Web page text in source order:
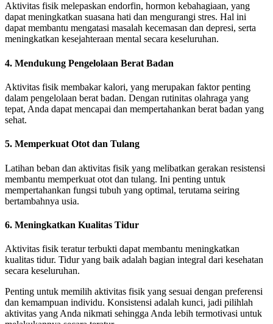
Aktivitas fisik melepaskan endorfin, hormon kebahagiaan, yang
dapat meningkatkan suasana hati dan mengurangi stres. Hal ini
dapat membantu mengatasi masalah kecemasan dan depresi, serta
meningkatkan kesejahteraan mental secara keseluruhan.
4. Mendukung Pengelolaan Berat Badan
Aktivitas fisik membakar kalori, yang merupakan faktor penting
dalam pengelolaan berat badan. Dengan rutinitas olahraga yang
tepat, Anda dapat mencapai dan mempertahankan berat badan yang
sehat.
5. Memperkuat Otot dan Tulang
Latihan beban dan aktivitas fisik yang melibatkan gerakan resistensi
membantu memperkuat otot dan tulang. Ini penting untuk
mempertahankan fungsi tubuh yang optimal, terutama seiring
bertambahnya usia.
6. Meningkatkan Kualitas Tidur
Aktivitas fisik teratur terbukti dapat membantu meningkatkan
kualitas tidur. Tidur yang baik adalah bagian integral dari kesehatan
secara keseluruhan.
Penting untuk memilih aktivitas fisik yang sesuai dengan preferensi
dan kemampuan individu. Konsistensi adalah kunci, jadi pilihlah
aktivitas yang Anda nikmati sehingga Anda lebih termotivasi untuk